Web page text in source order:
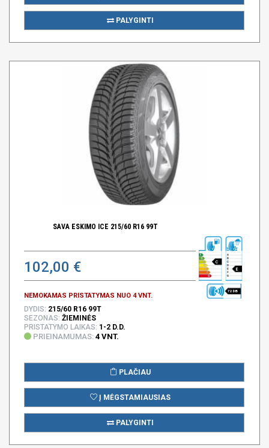
PALYGINTI
SAVA ESKIMO ICE 215/60 R16 99T
102,00 €
NEMOKAMAS PRISTATYMAS NUO 4 VNT.
C
E
72 DB
DYDIS: 215/60 R16 99T
SEZONAS: ŽIEMINĖS
PRISTATYMO LAIKAS: 1-2 D.D.
PRIEINAMUMAS: 4 VNT.
PLAČIAU
Į MĖGSTAMIAUSIAS
PALYGINTI